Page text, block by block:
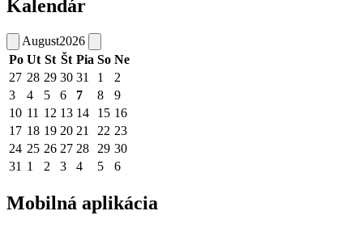
Kalendár
August2026
Po Ut St Št Pia So Ne
27 28 29 30 31 1
2
3
4 5 6 7 8
9
10 11 12 13 14 15 16
17 18 19 20 21 22 23
24 25 26 27 28 29 30
31 1 2 3 4 5 6
Mobilná aplikácia